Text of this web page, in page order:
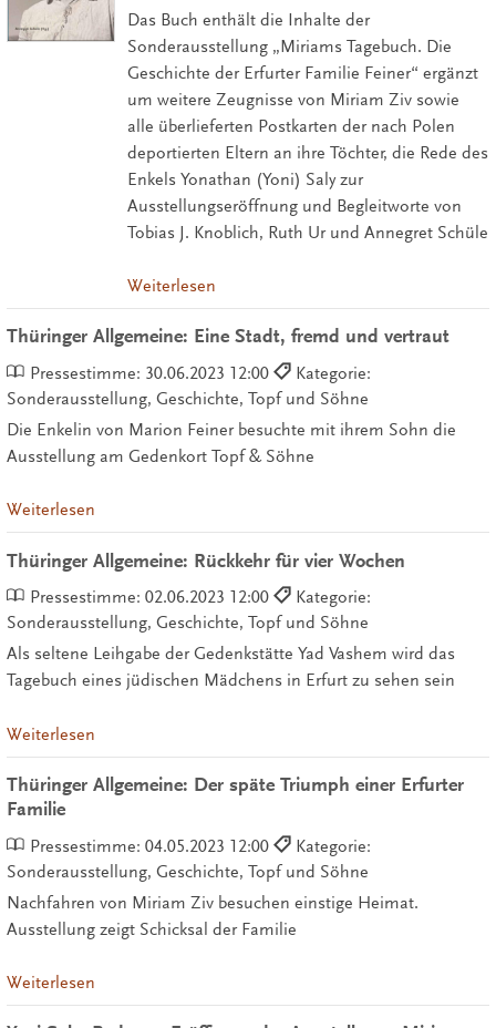
Das Buch enthält die Inhalte der
Sonderausstellung „Miriams Tagebuch. Die
Geschichte der Erfurter Familie Feiner“ ergänzt
um weitere Zeugnisse von Miriam Ziv sowie
alle überlieferten Postkarten der nach Polen
deportierten Eltern an ihre Töchter, die Rede des
Enkels Yonathan (Yoni) Saly zur
Ausstellungseröffnung und Begleitworte von
Tobias J. Knoblich, Ruth Ur und Annegret Schüle
Weiterlesen
Thüringer Allgemeine: Eine Stadt, fremd und vertraut
Pressestimme: 30.06.2023 12:00
Kategorie:
Sonderausstellung, Geschichte, Topf und Söhne
Die Enkelin von Marion Feiner besuchte mit ihrem Sohn die
Ausstellung am Gedenkort Topf & Söhne
Weiterlesen
Thüringer Allgemeine: Rückkehr für vier Wochen
Pressestimme: 02.06.2023 12:00
Kategorie:
Sonderausstellung, Geschichte, Topf und Söhne
Als seltene Leihgabe der Gedenkstätte Yad Vashem wird das
Tagebuch eines jüdischen Mädchens in Erfurt zu sehen sein
Weiterlesen
Thüringer Allgemeine: Der späte Triumph einer Erfurter
Familie
Pressestimme: 04.05.2023 12:00
Kategorie:
Sonderausstellung, Geschichte, Topf und Söhne
Nachfahren von Miriam Ziv besuchen einstige Heimat.
Ausstellung zeigt Schicksal der Familie
Weiterlesen